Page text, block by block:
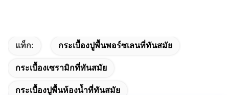
แท็ก: กระเบื้องปูพื้นพอร์ซเลนที่ทันสมัย
กระเบื้องเซรามิกที่ทันสมัย
กระเบื้องปูพื้นห้องน้ำที่ทันสมัย